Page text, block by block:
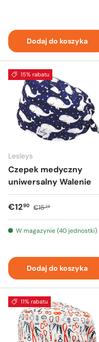
Dodaj do koszyka
15% rabatu
Lesleys
Czepek medyczny
uniwersalny Walenie
€1290 €1525
W magazynie (40 jednostki)
Dodaj do koszyka
11% rabatu